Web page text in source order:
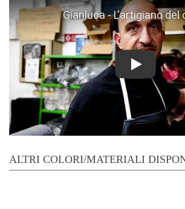
Play
ALTRI COLORI/MATERIALI